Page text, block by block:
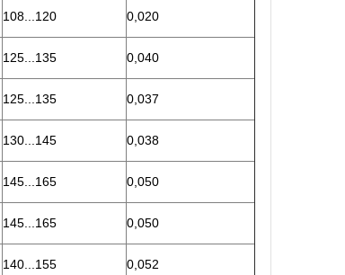
108...120 0,020
125...135 0,040
125...135 0,037
130...145 0,038
145...165 0,050
145...165 0,050
140...155 0,052